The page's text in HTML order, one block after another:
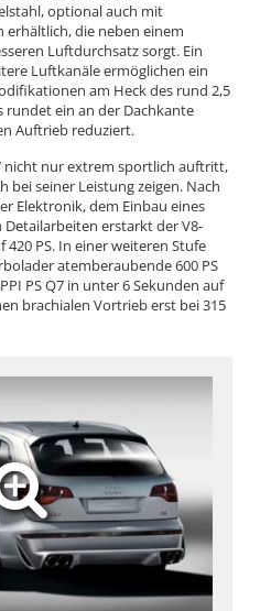
optional auch mit
die neben einem
Luftdurchsatz sorgt. Ein
Luftkanäle ermöglichen ein
am Heck des rund 2,5
rundet ein an der Dachkante
Auftrieb reduziert.
nicht nur extrem sportlich auftritt,
bei seiner Leistung zeigen. Nach
Elektronik, dem Einbau eines
erstarkt der V8-
420 PS. In einer weiteren Stufe
atemberaubende 600 PS
PS Q7 in unter 6 Sekunden auf
brachialen Vortrieb erst bei 315